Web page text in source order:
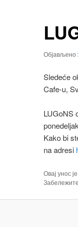
Објављено
Sledeće
Cafe-u,
LUGoNS
Kako bi
na adresi
Овај унос
Забележите